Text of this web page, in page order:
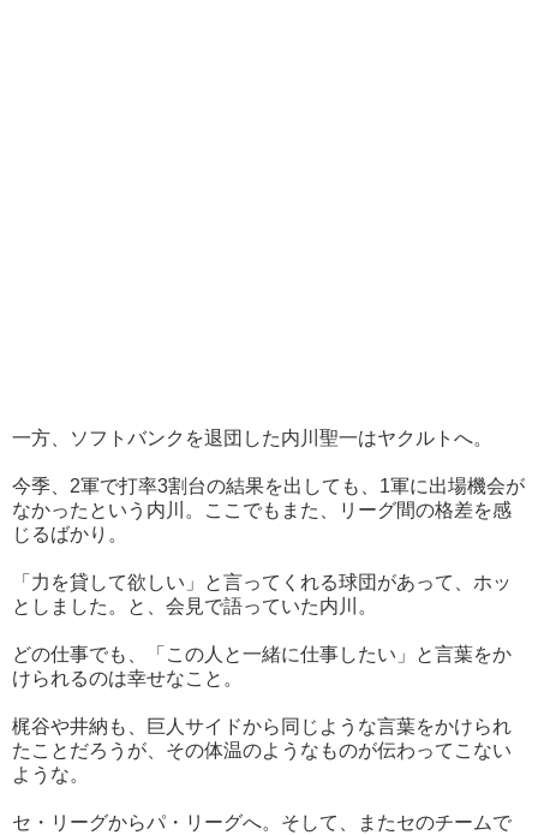
一方、ソフトバンクを退団した内川聖一はヤクルトへ。
今季、2軍で打率3割台の結果を出しても、1軍に出場機会が
なかったという内川。ここでもまた、リーグ間の格差を感
じるばかり。
「力を貸して欲しい」と言ってくれる球団があって、ホッ
としました。と、会見で語っていた内川。
どの仕事でも、「この人と一緒に仕事したい」と言葉をか
けられるのは幸せなこと。
梶谷や井納も、巨人サイドから同じような言葉をかけられ
たことだろうが、その体温のようなものが伝わってこない
ような。
セ・リーグからパ・リーグへ。そして、またセのチームで